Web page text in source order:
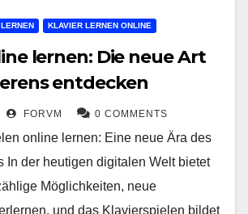
KLAVIER LERNEN ONLINE
lernen: Die neue Art
entdecken
FORVM 0 COMMENTS
online lernen: Eine neue Ära des
In der heutigen digitalen Welt bietet
Möglichkeiten, neue
und das Klavierspielen bildet